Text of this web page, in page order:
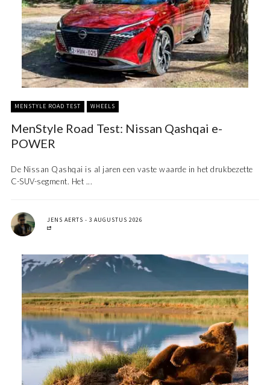
MENSTYLE ROAD TEST WHEELS
MenStyle Road Test: Nissan Qashqai e-
POWER
De Nissan Qashqai is al jaren een vaste waarde in het drukbezette
C-SUV-segment. Het ...
JENS AERTS 3 AUGUSTUS 2026